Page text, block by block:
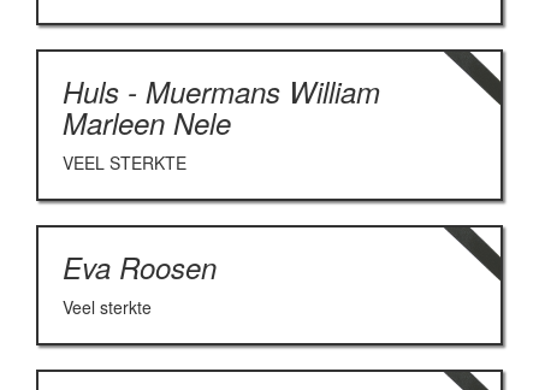
Huls - Muermans William
Marleen Nele
VEEL STERKTE
Eva Roosen
Veel sterkte